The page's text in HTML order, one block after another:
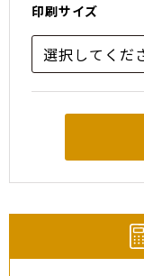
印刷サイズ